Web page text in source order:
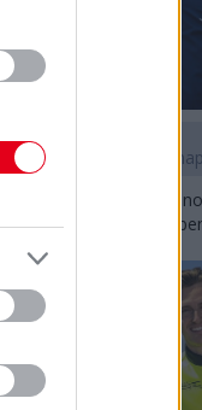
2
Újabb korábbi F2-es
E-